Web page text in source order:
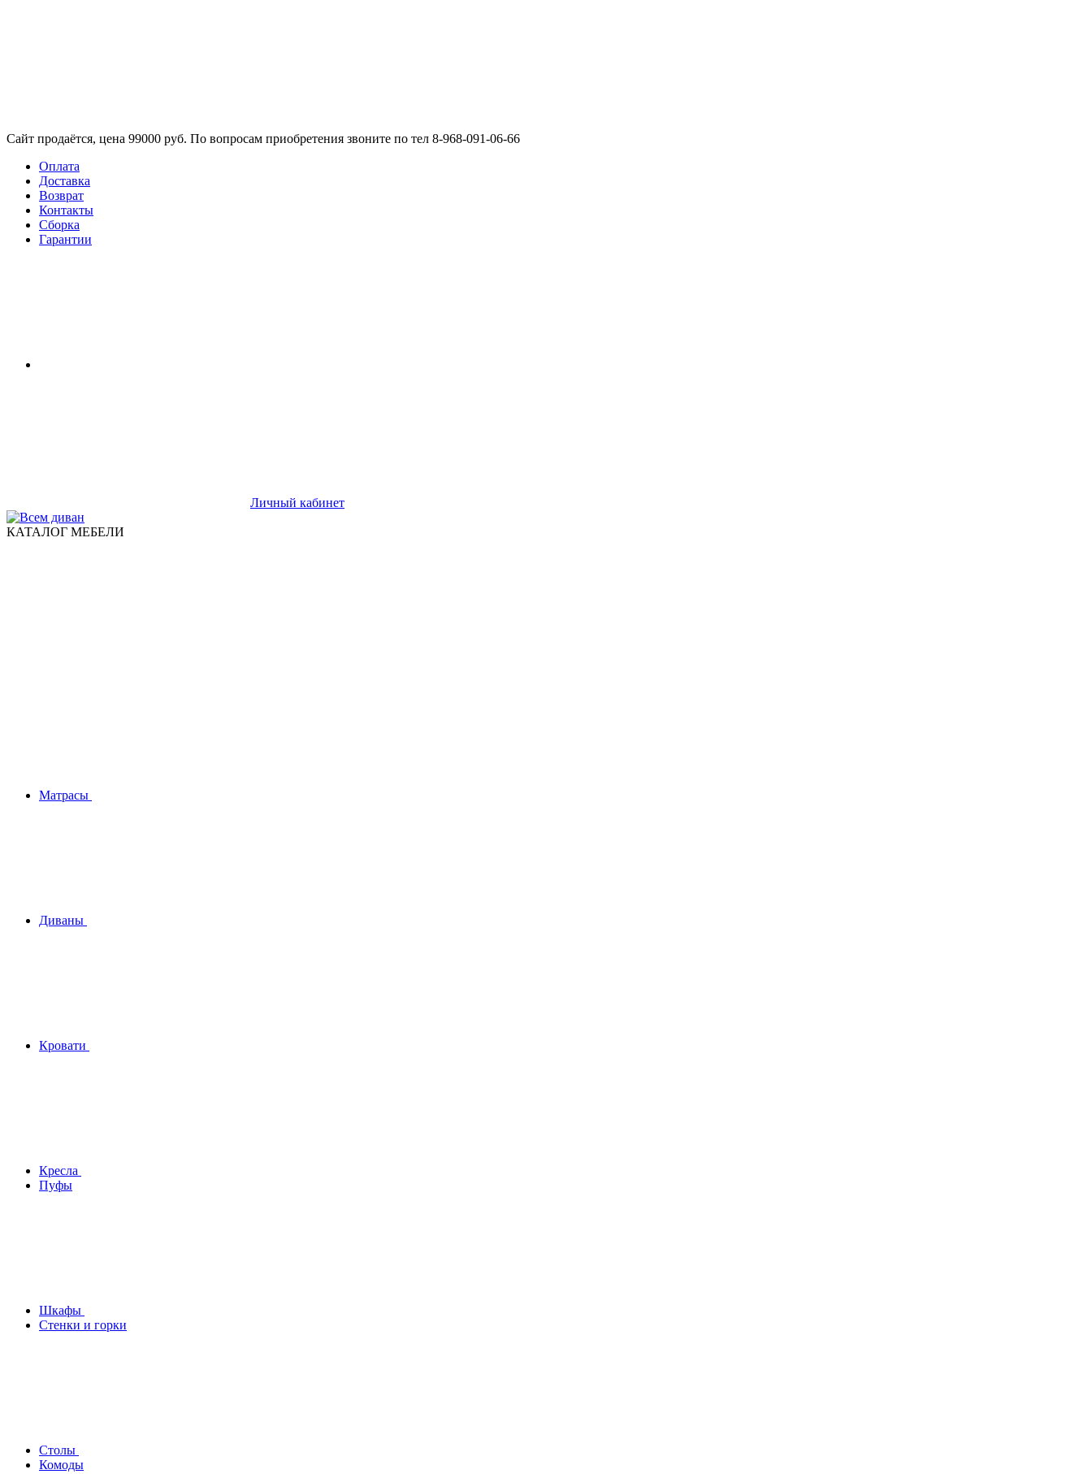
Сайт продаётся, цена 99000 руб. По вопросам приобретения звоните по тел 8-968-091-06-66
Оплата
Доставка
Возврат
Контакты
Сборка​
Гарантии
Личный кабинет
КАТАЛОГ МЕБЕЛИ
Матрасы
Диваны
Кровати
Кресла
Пуфы
Шкафы
Стенки и горки
Столы
Комоды